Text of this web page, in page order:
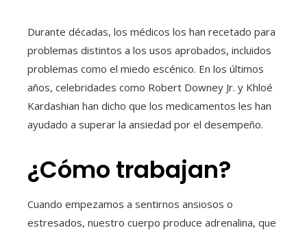
Durante décadas, los médicos los han recetado para
problemas distintos a los usos aprobados, incluidos
problemas como el miedo escénico. En los últimos
años, celebridades como Robert Downey Jr. y Khloé
Kardashian han dicho que los medicamentos les han
ayudado a superar la ansiedad por el desempeño.
¿Cómo trabajan?
Cuando empezamos a sentirnos ansiosos o
estresados, nuestro cuerpo produce adrenalina, que